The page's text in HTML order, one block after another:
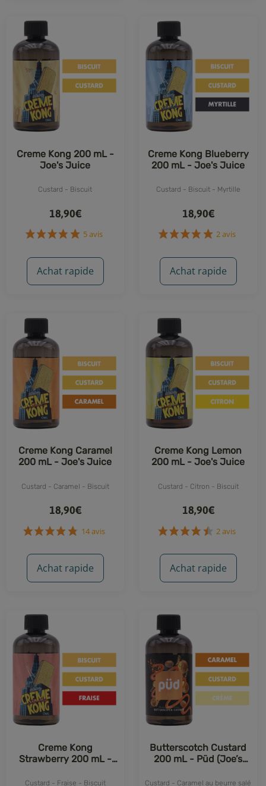
Creme Kong 200 mL -
Joe's Juice
Custard - Biscuit
18,90€
5 avis
Achat rapide
Creme Kong Blueberry
200 mL - Joe's Juice
Custard - Biscuit - Myrtille
18,90€
2 avis
Achat rapide
Creme Kong Caramel
200 mL - Joe's Juice
Custard - Caramel - Biscuit
18,90€
14 avis
Achat rapide
Creme Kong Lemon
200 mL - Joe's Juice
Custard - Citron - Biscuit
18,90€
2 avis
Achat rapide
Creme Kong
Strawberry 200 mL -
Custard - Fraise - Biscuit
Butterscotch Custard
200 mL - Püd (Joe’s
Custard - Caramel au beurre salé